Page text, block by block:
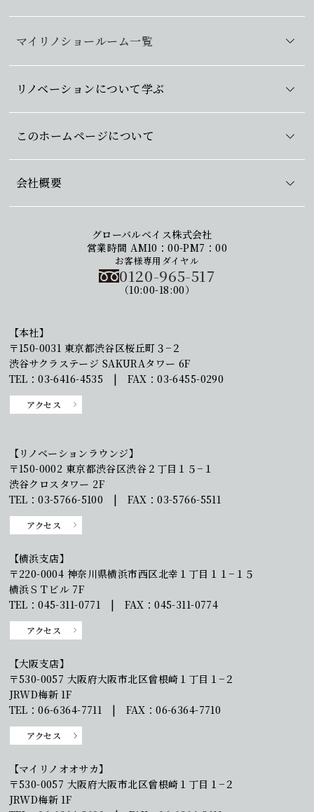
マイリノショールーム一覧
リノベーションについて学ぶ
このホームページについて
会社概要
グローバルベイス株式会社
営業時間 AM10：00-PM7：00
お客様専用ダイヤル
0120-965-517
（10:00-18:00）
【本社】
〒150-0031 東京都渋谷区桜丘町３−２
渋谷サクラステージ SAKURAタワー 6F
TEL：03-6416-4535 | FAX：03-6455-0290
アクセス
【リノベーションラウンジ】
〒150-0002 東京都渋谷区渋谷２丁目１５−１
渋谷クロスタワー 2F
TEL：03-5766-5100 | FAX：03-5766-5511
アクセス
【横浜支店】
〒220-0004 神奈川県横浜市西区北幸１丁目１１−１５
横浜ＳＴビル 7F
TEL：045-311-0771 | FAX：045-311-0774
アクセス
【大阪支店】
〒530-0057 大阪府大阪市北区曾根崎１丁目１−２
JRWD梅新 1F
TEL：06-6364-7711 | FAX：06-6364-7710
アクセス
【マイリノオオサカ】
〒530-0057 大阪府大阪市北区曾根崎１丁目１−２
JRWD梅新 1F